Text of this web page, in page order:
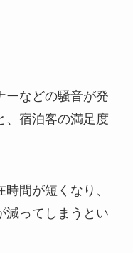
ーなどの騒音が発
、宿泊客の満足度
間が短くなり、
減ってしまうとい